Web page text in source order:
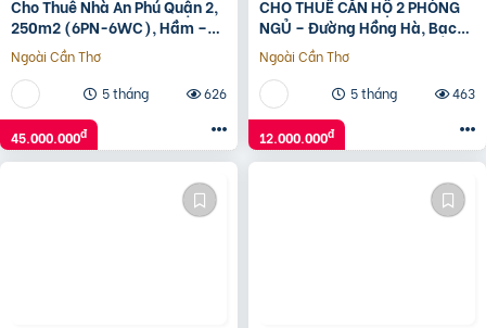
Cho Thuê Nhà An Phú Quận 2,
250m2 (6PN-6WC), Hầm –
Trệt – 3 Lầu. Đi Bộ 150m Ra
Trần Não
Ngoài Cần Thơ
5 tháng
626
45.000.000đ
CHO THUÊ CĂN HỘ 2 PHÒNG
NGỦ – Đường Hồng Hà, Bạch
Đằng -Quận Tân Bình –
TPHCM
Ngoài Cần Thơ
5 tháng
463
12.000.000đ